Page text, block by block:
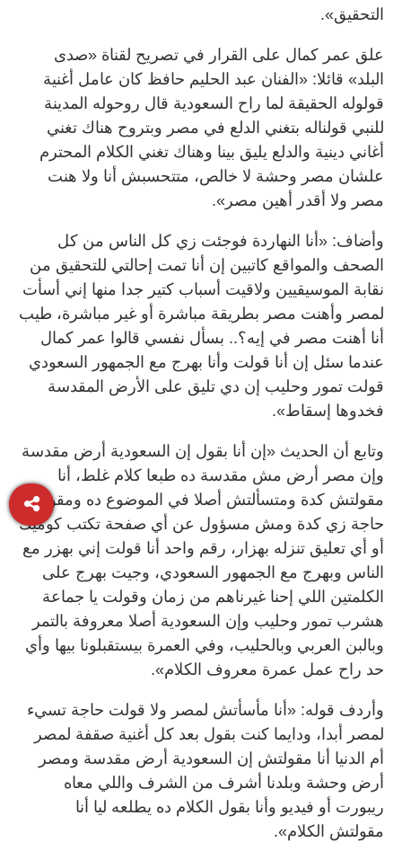
التحقيق».
علق عمر كمال على القرار في تصريح لقناة «صدى
البلد» قائلا: «الفنان عبد الحليم حافظ كان عامل أغنية
قولوله الحقيقة لما راح السعودية قال روحوله المدينة
للنبي قولناله بتغني الدلع في مصر وبتروح هناك تغني
أغاني دينية والدلع يليق بينا وهناك تغني الكلام المحترم
علشان مصر وحشة لا خالص، متتحسبش أنا ولا هنت
مصر ولا أقدر أهين مصر».
وأضاف: «أنا النهاردة فوجئت زي كل الناس من كل
الصحف والمواقع كاتبين إن أنا تمت إحالتي للتحقيق من
نقابة الموسيقيين ولاقيت أسباب كتير جدا منها إني أسأت
لمصر وأهنت مصر بطريقة مباشرة أو غير مباشرة، طيب
أنا أهنت مصر في إيه؟.. بسأل نفسي قالوا عمر كمال
عندما سئل إن أنا قولت وأنا بهرج مع الجمهور السعودي
قولت تمور وحليب إن دي تليق على الأرض المقدسة
فخدوها إسقاط».
وتابع أن الحديث «إن أنا بقول إن السعودية أرض مقدسة
وإن مصر أرض مش مقدسة ده طبعا كلام غلط، أنا
مقولتش كدة ومتسألتش أصلا في الموضوع ده ومقولتش
حاجة زي كدة ومش مسؤول عن أي صفحة تكتب كوميك
أو أي تعليق تنزله بهزار، رقم واحد أنا قولت إني بهزر مع
الناس وبهرج مع الجمهور السعودي، وجيت بهرج على
الكلمتين اللي إحنا غيرناهم من زمان وقولت يا جماعة
هشرب تمور وحليب وإن السعودية أصلا معروفة بالتمر
وبالبن العربي وبالحليب، وفي العمرة بيستقبلونا بيها وأي
حد راح عمل عمرة معروف الكلام».
وأردف قوله: «أنا مأسأتش لمصر ولا قولت حاجة تسيء
لمصر أبدا، ودايما كنت بقول بعد كل أغنية صقفة لمصر
أم الدنيا أنا مقولتش إن السعودية أرض مقدسة ومصر
أرض وحشة وبلدنا أشرف من الشرف واللي معاه
ريبورت أو فيديو وأنا بقول الكلام ده يطلعه ليا أنا
مقولتش الكلام».